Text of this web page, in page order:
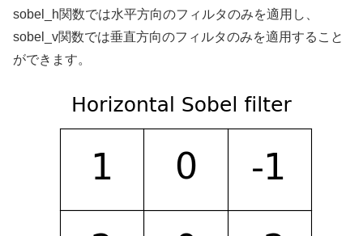
sobel_h関数では水平方向のフィルタのみを適用し、
sobel_v関数では垂直方向のフィルタのみを適用すること
ができます。